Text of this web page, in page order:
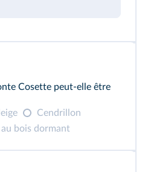
Cosette peut-elle être
Cendrillon
au bois dormant